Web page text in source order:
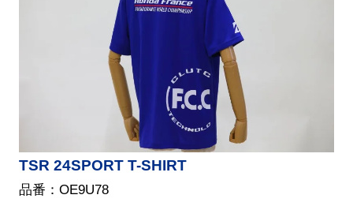
TSR 24SPORT T-SHIRT
品番：OE9U78